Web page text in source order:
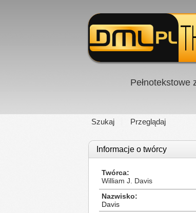
Szukaj Przeglądaj
Informacje o twórcy
Twórca
William J. Davis
Nazwisko
Davis